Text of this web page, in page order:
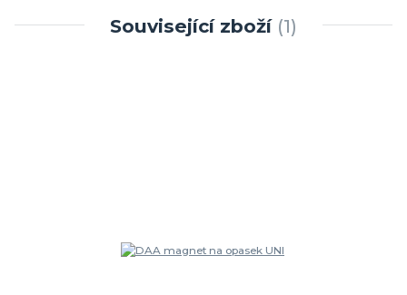
Související zboží 1